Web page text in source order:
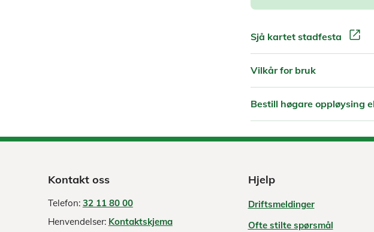
Sjå kartet stadfesta open_in_new
Vilkår for bruk
Bestill høgare oppløysing
Kontakt oss
Telefon: 32 11 80 00
Henvendelser: Kontaktskjema
Hjelp
Driftsmeldinger
Ofte stilte spørsmål